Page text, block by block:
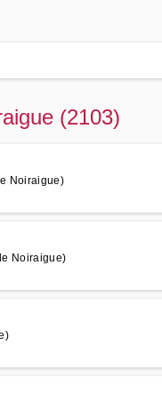
(2103)
Noiraigue)
Noiraigue)